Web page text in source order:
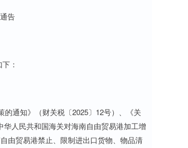
告
：
通知》（财关税〔2025〕12号）、《关
人民共和国海关对海南自由贸易港加工增
由贸易港禁止、限制进出口货物、物品清